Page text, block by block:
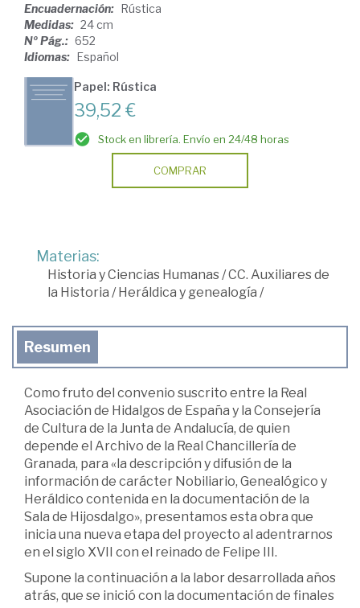
Encuadernación: Rústica
Medidas: 24 cm
Nº Pág.: 652
Idiomas: Español
Papel: Rústica
39,52 €
Stock en librería. Envío en 24/48 horas
COMPRAR
Materias:
Historia y Ciencias Humanas /CC. Auxiliares de
la Historia /Heráldica y genealogía /
Resumen
Como fruto del convenio suscrito entre la Real
Asociación de Hidalgos de España y la Consejería
de Cultura de la Junta de Andalucía, de quien
depende el Archivo de la Real Chancillería de
Granada, para «la descripción y difusión de la
información de carácter Nobiliario, Genealógico y
Heráldico contenida en la documentación de la
Sala de Hijosdalgo», presentamos esta obra que
inicia una nueva etapa del proyecto al adentrarnos
en el siglo XVII con el reinado de Felipe III.
Supone la continuación a la labor desarrollada años
atrás, que se inició con la documentación de finales